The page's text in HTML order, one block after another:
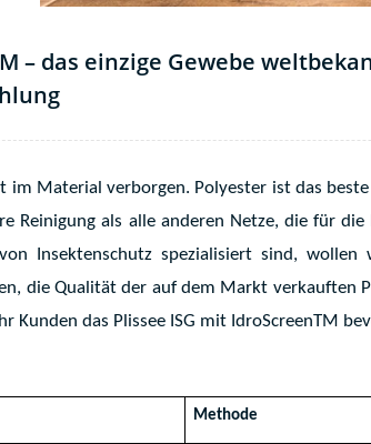
– das einzige Gewebe
im Material verborgen. Polyester ist das
Reinigung als alle anderen Netze, die für
Insektenschutz spezialisiert sind,
die Qualität der auf dem Markt verkauften
Kunden das Plissee ISG mit IdroScreenTM
Methode